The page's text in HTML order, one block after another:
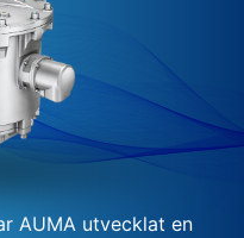
AUMA utvecklat en